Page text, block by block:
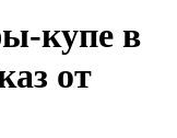
купе в
от